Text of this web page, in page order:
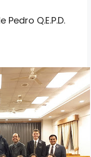
Q.E.P.D.